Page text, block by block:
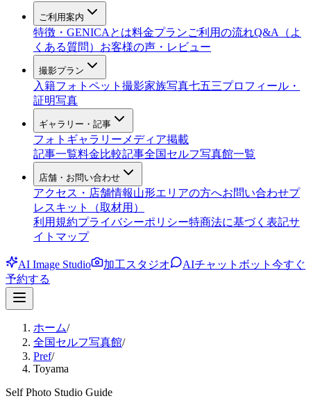
ご利用案内
特徴・GENICAとは料金プランご利用の流れQ&A（よ
くある質問） お客様の声・レビュー
撮影プラン
入籍フォト ペット撮影家族写真七五三プロフィール・
証明写真
ギャラリー・記事
フォトギャラリー メディア掲載
記事一覧料金比較記事全国セルフ写真館一覧
店舗・お問い合わせ
アクセス・店舗情報山形エリアの方へお問い合わせプ
レスキット（取材用）
利用規約プライバシーポリシー特商法に基づく表記サ
イトマップ
AI Image Studio 加工スタジオ AIチャットボット 今すぐ
予約する
ホーム/
全国セルフ写真館/
Pref/
Toyama
Self Photo Studio Guide